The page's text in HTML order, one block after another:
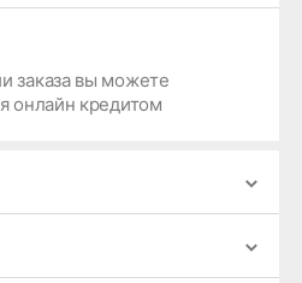
заказа вы можете
онлайн кредитом